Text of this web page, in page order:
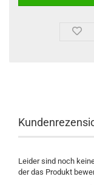
Leider sind noch
der das Produkt